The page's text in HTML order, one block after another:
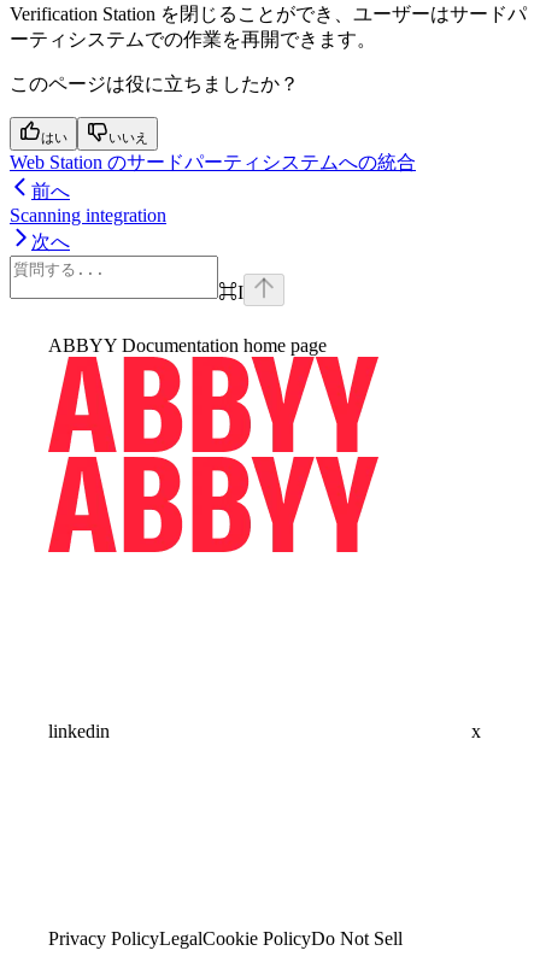
Verification Station を閉じることができ、ユーザーはサードパ
ーティシステムでの作業を再開できます。
このページは役に立ちましたか？
はい いいえ
Web Station のサードパーティシステムへの統合
前へ
Scanning integration
次へ
⌘I
ABBYY Documentation home page
linkedin x
Privacy PolicyLegalCookie PolicyDo Not Sell